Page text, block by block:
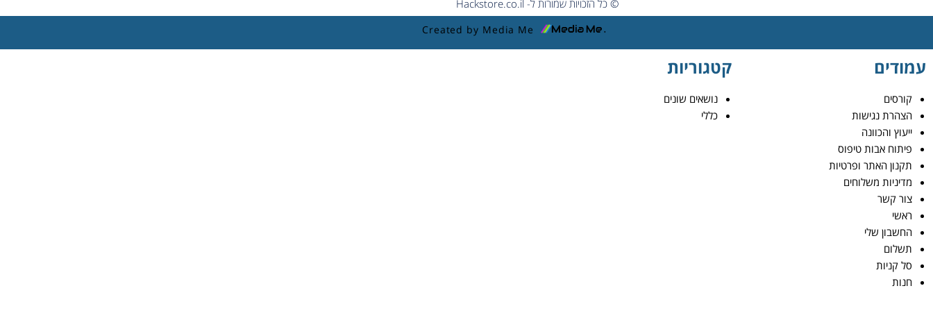
© כל הזכויות שמורות ל- Hackstore.co.il
Created by Media Me
עמודים
קורסים
הצהרת נגישות
ייעוץ והכוונה
פיתוח אבות טיפוס
תקנון האתר ופרטיות
מדיניות משלוחים
צור קשר
ראשי
החשבון שלי
תשלום
סל קניות
חנות
קטגוריות
נושאים שונים
כללי